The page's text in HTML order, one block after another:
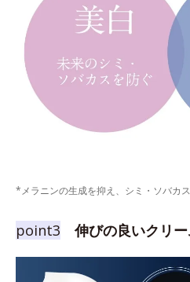
*メラニンの生成を抑え、シミ・ソバカ
point3 伸びの良いクリ